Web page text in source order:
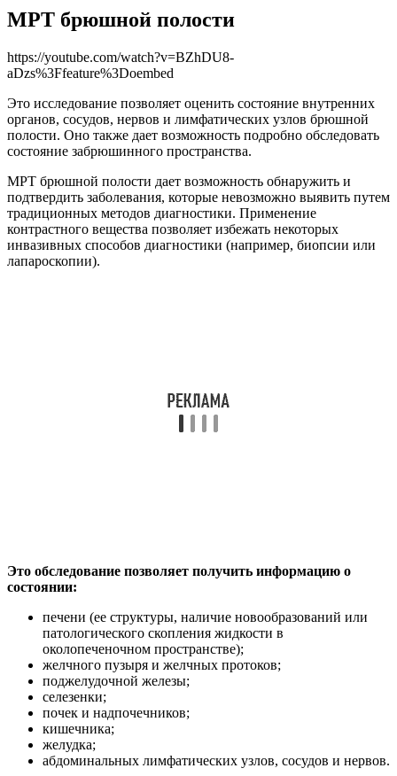
МРТ брюшной полости
https://youtube.com/watch?v=BZhDU8-
aDzs%3Ffeature%3Doembed
Это исследование позволяет оценить состояние внутренних
органов, сосудов, нервов и лимфатических узлов брюшной
полости. Оно также дает возможность подробно обследовать
состояние забрюшинного пространства.
МРТ брюшной полости дает возможность обнаружить и
подтвердить заболевания, которые невозможно выявить путем
традиционных методов диагностики. Применение
контрастного вещества позволяет избежать некоторых
инвазивных способов диагностики (например, биопсии или
лапароскопии).
Это обследование позволяет получить информацию о
состоянии:
печени (ее структуры, наличие новообразований или
патологического скопления жидкости в
околопеченочном пространстве);
желчного пузыря и желчных протоков;
поджелудочной железы;
селезенки;
почек и надпочечников;
кишечника;
желудка;
абдоминальных лимфатических узлов, сосудов и нервов.